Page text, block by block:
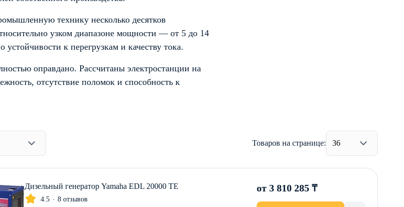
технику несколько десятков
узком диапазоне мощности — от 5 до 14
к перегрузкам и качеству тока.
оправдано. Рассчитаны электростанции на
отсутствие поломок и способность к
Товаров на странице: 36
Дизельный генератор Yamaha EDL 20000 TE
4.5 8 отзывов
от 3 810 285 ₸